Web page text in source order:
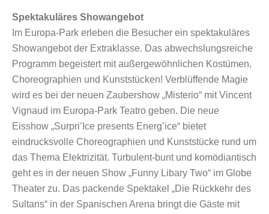
Spektakuläres Showangebot
Im Europa-Park erleben die Besucher ein spektakuläres
Showangebot der Extraklasse. Das abwechslungsreiche
Programm begeistert mit außergewöhnlichen Kostümen,
Choreographien und Kunststücken! Verblüffende Magie
wird es bei der neuen Zaubershow „Misterio“ mit Vincent
Vignaud im Europa-Park Teatro geben. Die neue
Eisshow „Surpri’Ice presents Energ’ice“ bietet
eindrucksvolle Choreographien und Kunststücke rund um
das Thema Elektrizität. Turbulent-bunt und komödiantisch
geht es in der neuen Show „Funny Libary Two“ im Globe
Theater zu. Das packende Spektakel „Die Rückkehr des
Sultans“ in der Spanischen Arena bringt die Gäste mit